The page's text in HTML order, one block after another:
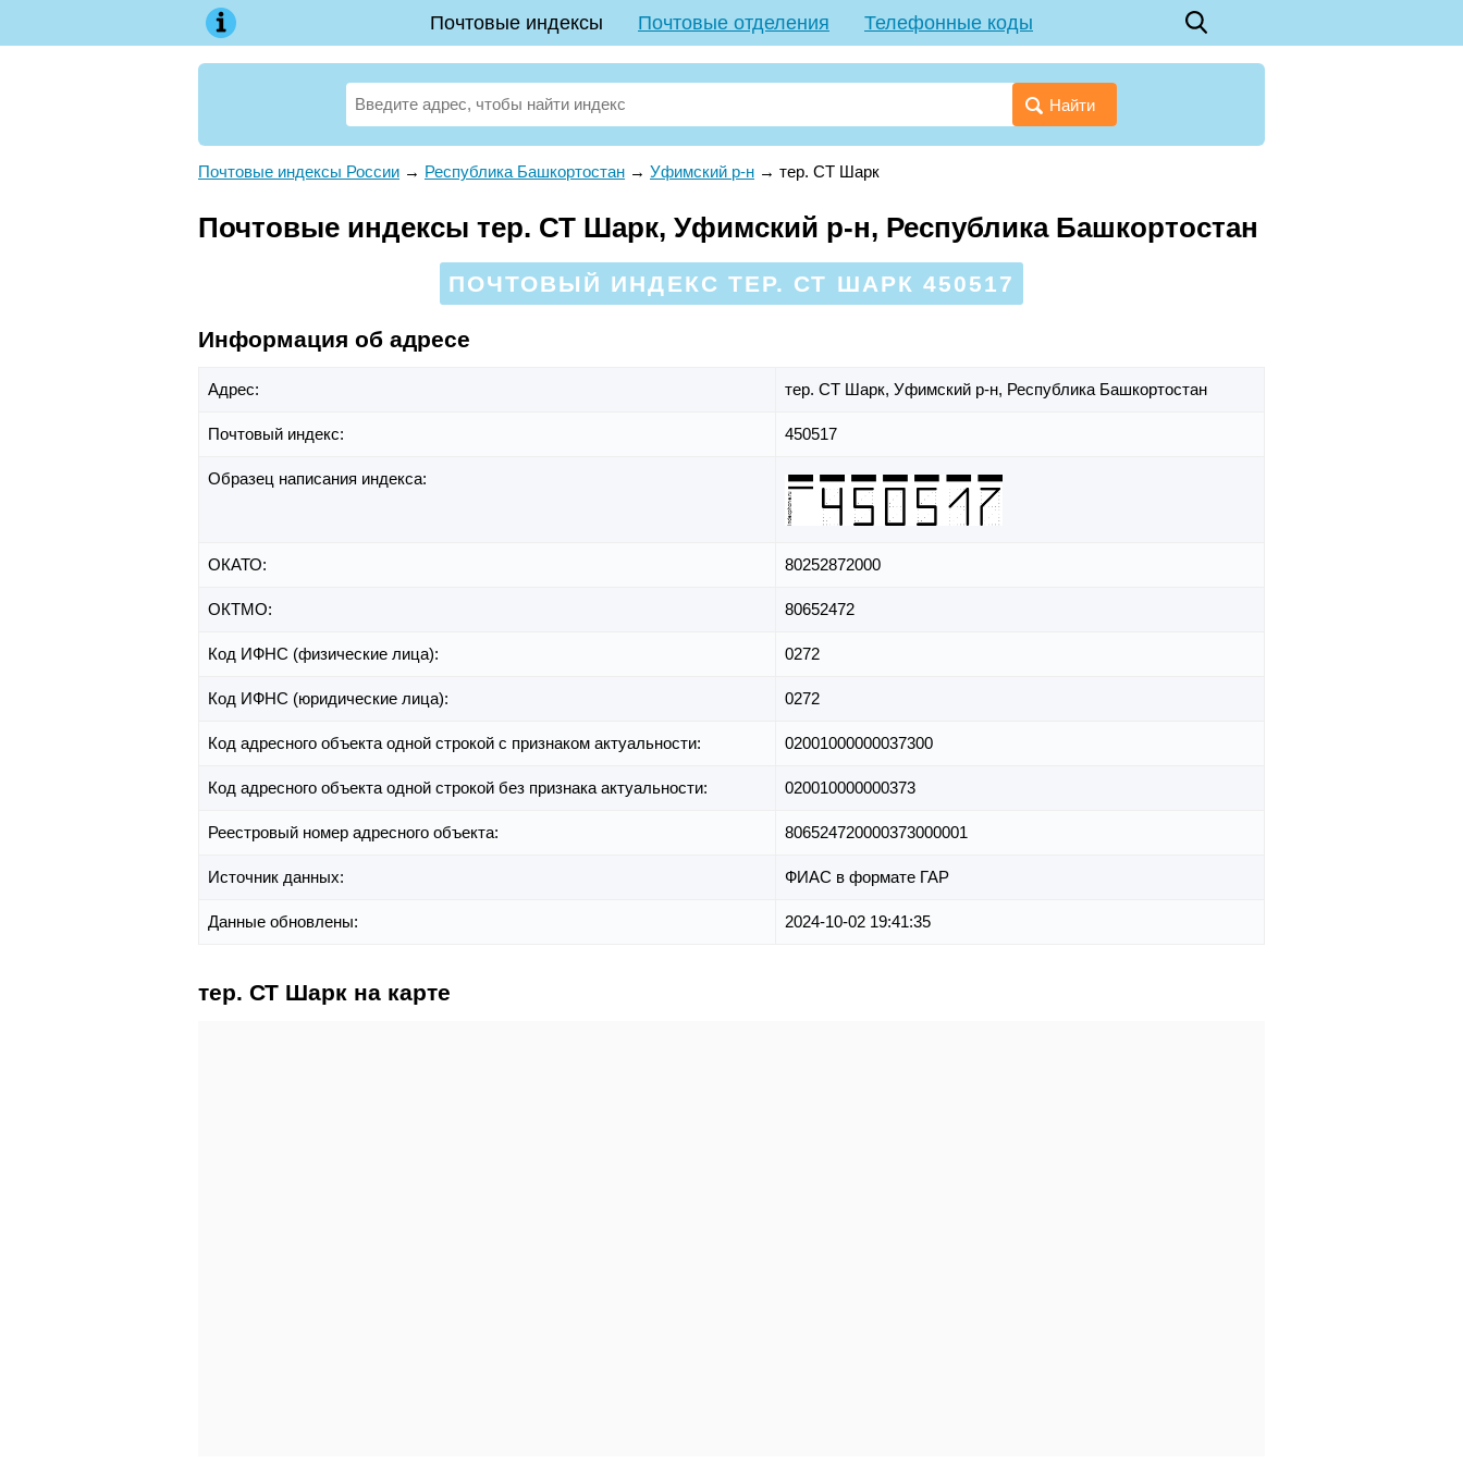
Почтовые индексы Почтовые отделения Телефонные коды
Найти
Почтовые индексы России → Республика Башкортостан → Уфимский р-н → тер. СТ Шарк
Почтовые индексы тер. СТ Шарк, Уфимский р-н, Республика Башкортостан
ПОЧТОВЫЙ ИНДЕКС ТЕР. СТ ШАРК 450517
Информация об адресе
Адрес: тер. СТ Шарк, Уфимский р-н, Республика Башкортостан
Почтовый индекс: 450517
Образец написания индекса:
ОКАТО: 80252872000
ОКТМО: 80652472
Код ИФНС (физические лица): 0272
Код ИФНС (юридические лица): 0272
Код адресного объекта одной строкой с признаком актуальности: 02001000000037300
Код адресного объекта одной строкой без признака актуальности: 020010000000373
Реестровый номер адресного объекта: 806524720000373000001
Источник данных: ФИАС в формате ГАР
Данные обновлены: 2024-10-02 19:41:35
тер. СТ Шарк на карте